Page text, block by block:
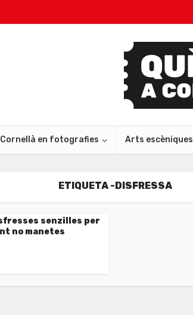
Cornellà en fotografies Arts escèniques
ETIQUETA -DISFRESSA
senzilles per
no manetes